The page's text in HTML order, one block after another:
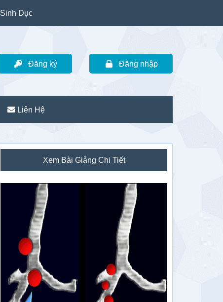
Sinh Dục
Đăng ký Đăng nhập
Liên Hệ
Sidebar
chính
Xem Bài Giảng Chi Tiết